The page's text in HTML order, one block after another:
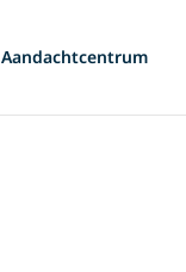
Aandachtcentrum